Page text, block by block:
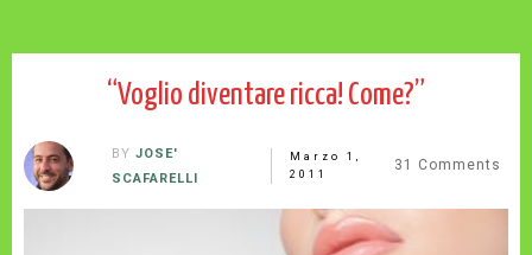
“Voglio diventare ricca! Come?”
BY JOSE'
SCAFARELLI
Marzo 1,
2011
31 Comments